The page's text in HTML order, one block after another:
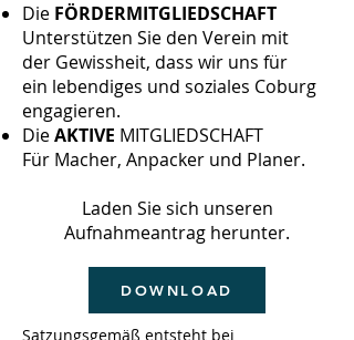
Die FÖRDERMITGLIEDSCHAFT
Unterstützen Sie den Verein mit
der Gewissheit, dass wir uns für
ein lebendiges und soziales Coburg
engagieren.
DieAKTIVE MITGLIEDSCHAFT
Für Macher, Anpacker und Planer.
Laden Sie sich unseren
Aufnahmeantrag herunter.
DOWNLOAD
Satzungsgemäß entsteht bei